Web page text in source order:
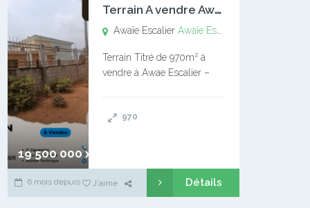
19 500 000 xaf
T
errain A vendre Awaïe Escalier
Awaïe EscalierAwaïe Escalier
Terrain Titré de 970m² à
vendre à Awae Escalier –
l’Université Catholique –
970
6 mois depuis J'aime Détails